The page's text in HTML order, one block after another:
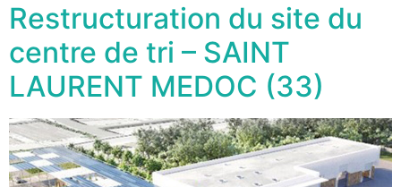
Restructuration du site du
centre de tri – SAINT
LAURENT MEDOC (33)